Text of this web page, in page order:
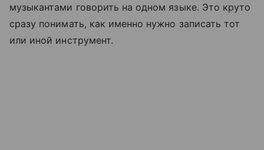
музыкантами говорить на одном языке. Это круто
сразу понимать, как именно нужно записать тот
или иной инструмент.